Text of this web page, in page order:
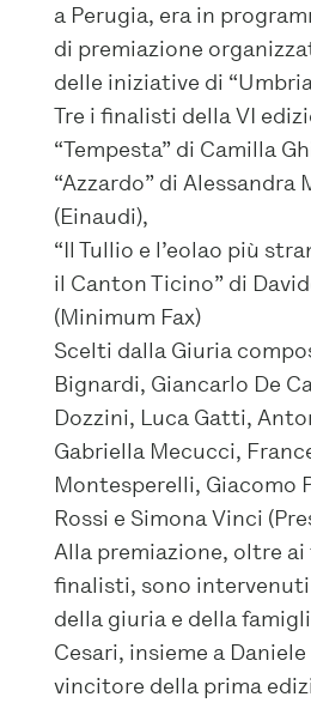
a Perugia, era in
di premiazione
delle iniziative di
Tre i finalisti della VI
“Tempesta” di Camilla
“Azzardo” di Alessandra
(Einaudi),
“Il Tullio e l’eolao più
il Canton Ticino” di
(Minimum Fax)
Scelti dalla Giuria
Bignardi, Giancarlo De
Dozzini, Luca Gatti,
Gabriella Mecucci,
Montesperelli, Giacomo
Rossi e Simona Vinci
Alla premiazione, oltre
finalisti, sono
della giuria e della
Cesari, insieme a
vincitore della prima